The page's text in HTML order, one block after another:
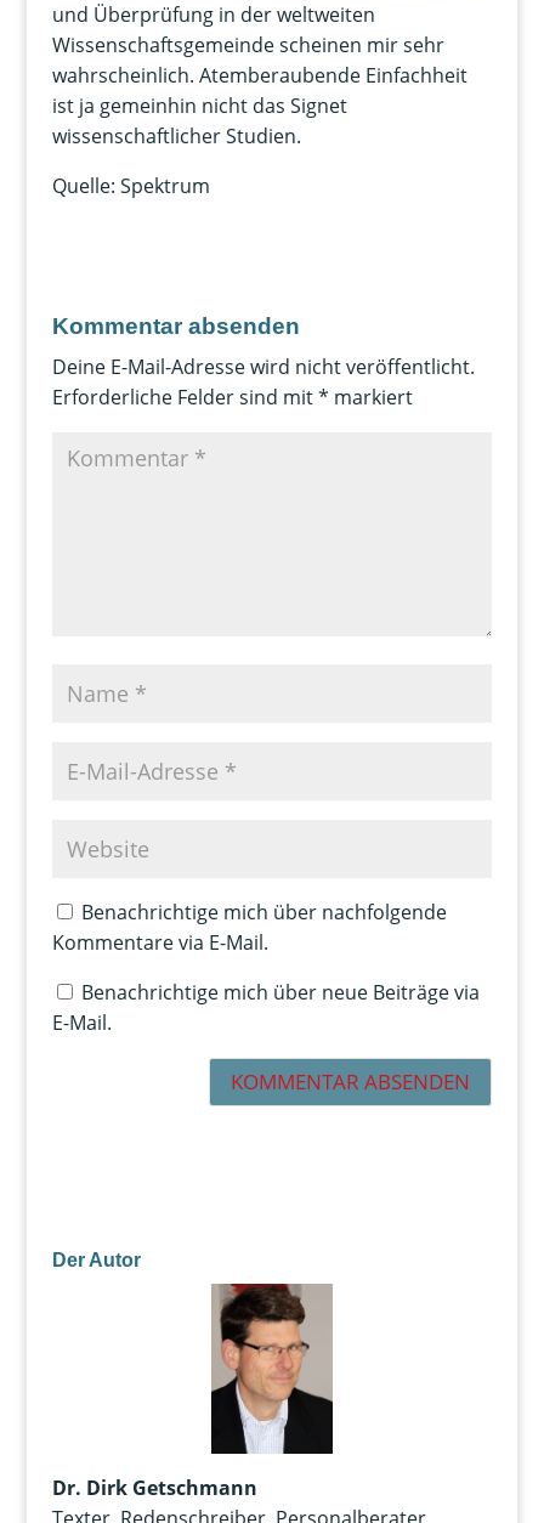
und Überprüfung in der weltweiten
Wissenschaftsgemeinde scheinen mir sehr
wahrscheinlich. Atemberaubende Einfachheit
ist ja gemeinhin nicht das Signet
wissenschaftlicher Studien.
Quelle: Spektrum
Kommentar absenden
Deine E-Mail-Adresse wird nicht veröffentlicht.
Erforderliche Felder sind mit* markiert
Benachrichtige mich über nachfolgende
Kommentare via E-Mail.
Benachrichtige mich über neue Beiträge via
E-Mail.
Der Autor
Dr. Dirk Getschmann